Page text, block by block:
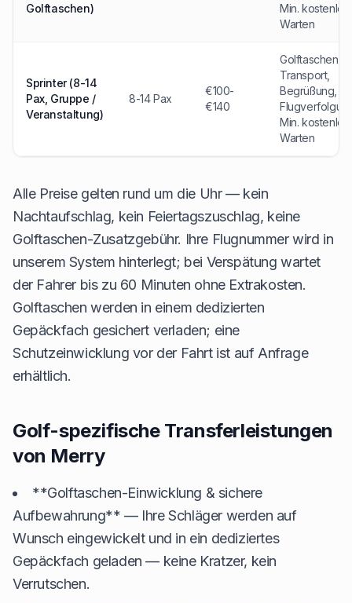
Golftaschen)
Min.
Warten
Sprinter (8-14
Pax, Gruppe /
Veranstaltung)
8-14 Pax
€100-
€140
Golftaschen-
Transport,
Begrüßung,
Min.
Warten
Alle Preise gelten rund um die Uhr — kein
Nachtaufschlag, kein Feiertagszuschlag, keine
Golftaschen-Zusatzgebühr. Ihre Flugnummer wird in
unserem System hinterlegt; bei Verspätung wartet
der Fahrer bis zu 60 Minuten ohne Extrakosten.
Golftaschen werden in einem dedizierten
Gepäckfach gesichert verladen; eine
Schutzeinwicklung vor der Fahrt ist auf Anfrage
erhältlich.
Golf-spezifische Transferleistungen
von Merry
**Golftaschen-Einwicklung & sichere
Aufbewahrung** — Ihre Schläger werden auf
Wunsch eingewickelt und in ein dediziertes
Gepäckfach geladen — keine Kratzer, kein
Verrutschen.